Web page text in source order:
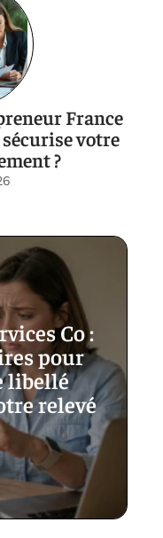
France
votre
?
Co :
pour
libellé
relevé